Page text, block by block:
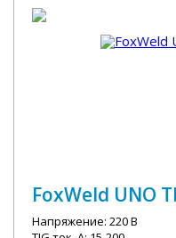
FoxWeld UNO
Напряжение: 220 В